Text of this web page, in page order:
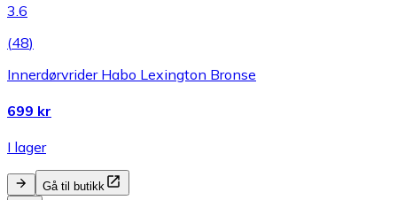
3.6
(48)
Innerdørvrider Habo Lexington Bronse
699 kr
I lager
Gå til butikk